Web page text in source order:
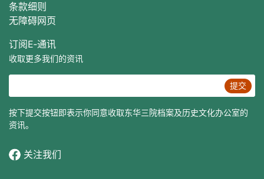
条款细则
无障碍网页
订阅E‐通讯
收取更多我们的资讯
提交
按下提交按钮即表示你同意收取东华三院档案及历史文化办公室的
资讯。
关注我们